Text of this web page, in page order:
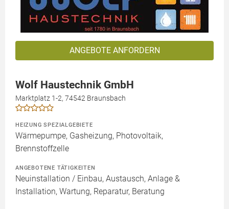
ANGEBOTE ANFORDERN
Wolf Haustechnik GmbH
Marktplatz 1-2, 74542 Braunsbach
HEIZUNG SPEZIALGEBIETE
Wärmepumpe, Gasheizung, Photovoltaik,
Brennstoffzelle
ANGEBOTENE TÄTIGKEITEN
Neuinstallation / Einbau, Austausch, Anlage &
Installation, Wartung, Reparatur, Beratung